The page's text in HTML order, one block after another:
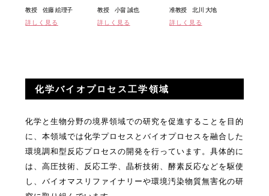
教授 佐藤 絵理子
詳しく見る
教授 小畠 誠也
詳しく見る
准教授 北川 大地
詳しく見る
化学バイオプロセス工学領域
化学と生物分野の境界領域での研究を促進することを目的
に、本領域では化学プロセスとバイオプロセスを融合した
環境調和型反応プロセスの開発を行っています。具体的に
は、高圧技術、反応工学、晶析技術、酵素反応などを駆使
し、バイオマスリファイナリーや環境汚染物質無害化の研